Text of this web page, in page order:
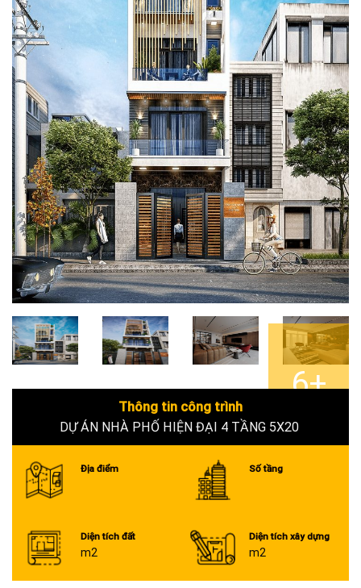
6+
Thông tin công trình
DỰ ÁN NHÀ PHỐ HIỆN ĐẠI 4 TẦNG 5X20
Địa điểm Số tầng
Diện tích đất
m2
Diện tích xây dựng
m2